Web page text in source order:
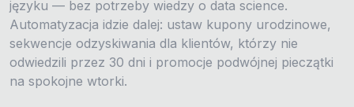
języku — bez potrzeby wiedzy o data science.
Automatyzacja idzie dalej: ustaw kupony urodzinowe,
sekwencje odzyskiwania dla klientów, którzy nie
odwiedzili przez 30 dni i promocje podwójnej pieczątki
na spokojne wtorki.